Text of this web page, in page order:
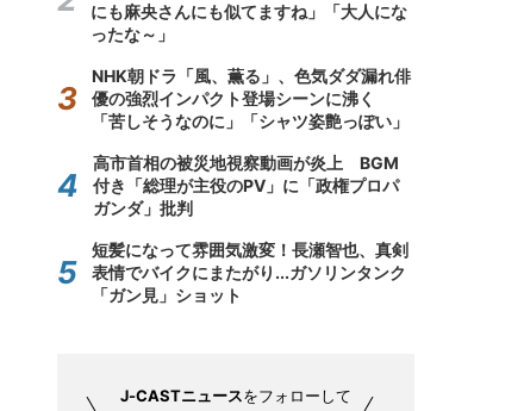
にも麻央さんにも似てますね」「大人にな
ったな～」
NHK朝ドラ「風、薫る」、色気ダダ漏れ俳
優の強烈インパクト登場シーンに沸く
「苦しそうなのに」「シャツ姿艶っぽい」
高市首相の被災地視察動画が炎上 BGM
付き「総理が主役のPV」に「政権プロパ
ガンダ」批判
短髪になって雰囲気激変！長瀬智也、真剣
表情でバイクにまたがり...ガソリンタンク
「ガン見」ショット
J-CASTニュースをフォローして